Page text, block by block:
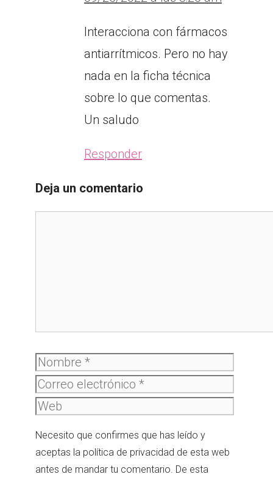
Interacciona con fármacos
antiarrítmicos. Pero no hay
nada en la ficha técnica
sobre lo que comentas.
Un saludo
Responder
Deja un comentario
Nombre
Necesito que confirmes que has leído y
aceptas la política de privacidad de esta web
antes de mandar tu comentario. De esta